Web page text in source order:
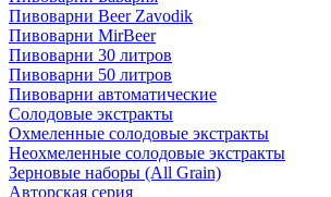
Пивоварни Beer Zavodik
Пивоварни MirBeer
Пивоварни 30 литров
Пивоварни 50 литров
Пивоварни автоматические
Солодовые экстракты
Охмеленные солодовые экстракты
Неохмеленные солодовые экстракты
Зерновые наборы (All Grain)
Авторская серия